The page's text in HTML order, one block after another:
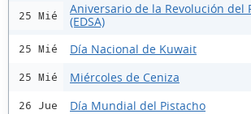
25 Mié
Aniversario de la Revolución del
(EDSA)
25 Mié Día Nacional de Kuwait
25 Mié Miércoles de Ceniza
26 Jue Día Mundial del Pistacho